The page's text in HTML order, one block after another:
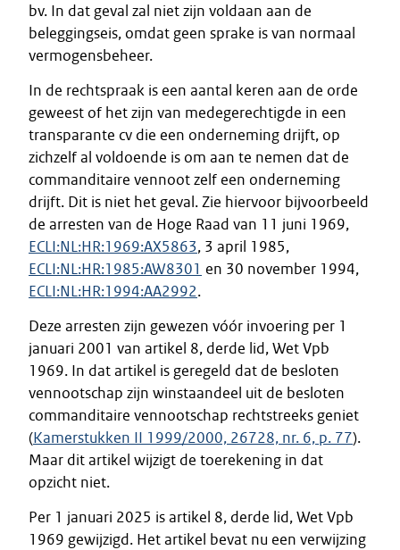
bv. In dat geval zal niet zijn voldaan aan de
beleggingseis, omdat geen sprake is van normaal
vermogensbeheer.
In de rechtspraak is een aantal keren aan de orde
geweest of het zijn van medegerechtigde in een
transparante cv die een onderneming drijft, op
zichzelf al voldoende is om aan te nemen dat de
commanditaire vennoot zelf een onderneming
drijft. Dit is niet het geval. Zie hiervoor bijvoorbeeld
de arresten van de Hoge Raad van 11 juni 1969,
ECLI:NL:HR:1969:AX5863, 3 april 1985,
ECLI:NL:HR:1985:AW8301 en 30 november 1994,
ECLI:NL:HR:1994:AA2992.
Deze arresten zijn gewezen vóór invoering per 1
januari 2001 van artikel 8, derde lid, Wet Vpb
1969. In dat artikel is geregeld dat de besloten
vennootschap zijn winstaandeel uit de besloten
commanditaire vennootschap rechtstreeks geniet
(Kamerstukken II 1999/2000, 26728, nr. 6, p. 77).
Maar dit artikel wijzigt de toerekening in dat
opzicht niet.
Per 1 januari 2025 is artikel 8, derde lid, Wet Vpb
1969 gewijzigd. Het artikel bevat nu een verwijzing